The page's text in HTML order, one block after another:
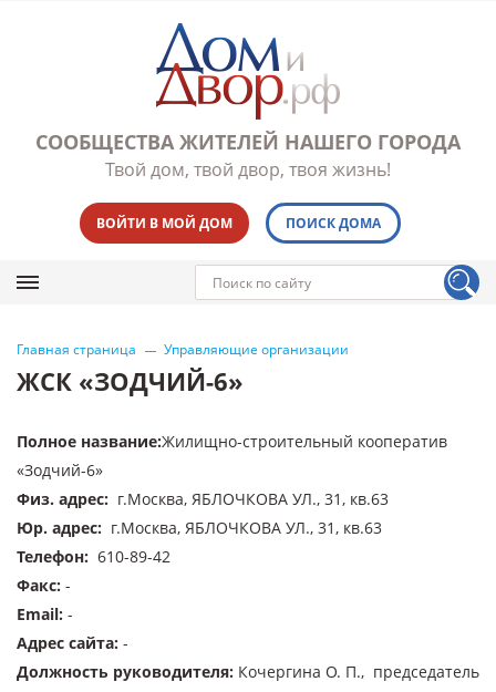
СООБЩЕСТВА ЖИТЕЛЕЙ НАШЕГО ГОРОДА
Твой дом, твой двор, твоя жизнь!
ВОЙТИ В МОЙ ДОМ ПОИСК ДОМА
Главная страница Управляющие организации
ЖСК «ЗОДЧИЙ-6»
Полное название:Жилищно-строительный кооператив
«Зодчий-6»
Физ. адрес: г.Москва, ЯБЛОЧКОВА УЛ., 31, кв.63
Юр. адрес: г.Москва, ЯБЛОЧКОВА УЛ., 31, кв.63
Телефон: 610-89-42
Факс: -
Email: -
Адрес сайта: -
Должность руководителя: Кочергина О. П., председатель